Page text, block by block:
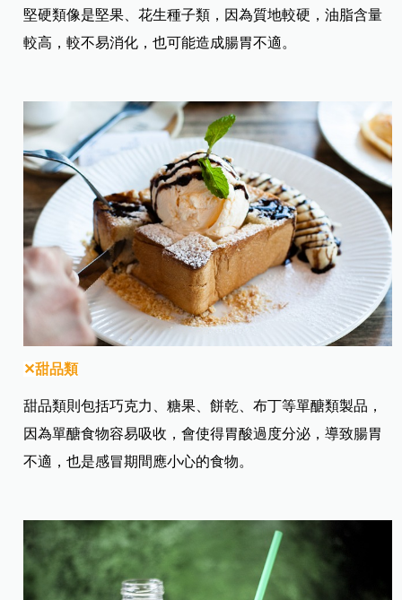
堅硬類像是堅果、花生種子類，因為質地較硬，油脂含量
較高，較不易消化，也可能造成腸胃不適。
✕甜品類
甜品類則包括巧克力、糖果、餅乾、布丁等單醣類製品，
因為單醣食物容易吸收，會使得胃酸過度分泌，導致腸胃
不適，也是感冒期間應小心的食物。